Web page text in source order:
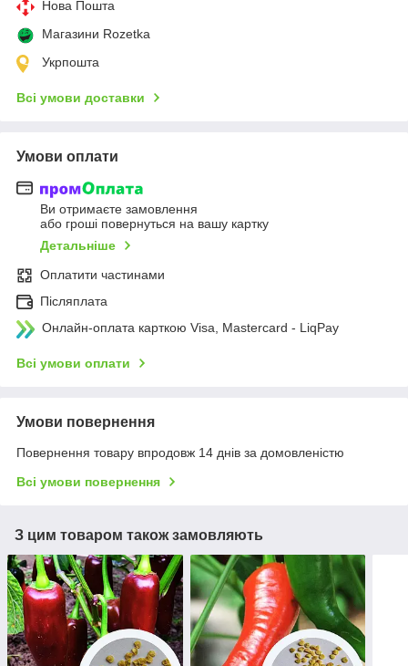
Нова Пошта
Магазини Rozetka
Укрпошта
Всі умови доставки
Умови оплати
Ви отримаєте замовлення
або гроші повернуться на вашу картку
Детальніше
Оплатити частинами
Післяплата
Онлайн-оплата карткою Visa, Mastercard - LiqPay
Всі умови оплати
Умови повернення
Повернення товару впродовж 14 днів за домовленістю
Всі умови повернення
З цим товаром також замовляють